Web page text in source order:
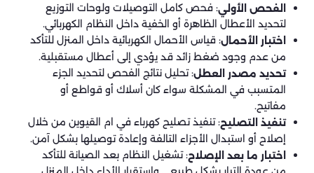
الفحص الأولي: فحص كامل التوصيلات ولوحات التوزيع
لتحديد الأعطال الظاهرة أو الخفية داخل النظام الكهربائي.
اختبار الأحمال: قياس الأحمال الكهربائية داخل المنزل للتأكد
من عدم وجود ضغط زائد قد يؤدي إلى أعطال مستقبلية.
تحديد مصدر العطل: تحليل نتائج الفحص لتحديد الجزء
المتسبب في المشكلة سواء كان أسلاك أو قواطع أو
مفاتيح.
تنفيذ التصليح: تنفيذ تصليح كهرباء في ام القيوين من خلال
إصلاح أو استبدال الأجزاء التالفة وإعادة توصيلها بشكل آمن.
اختبار ما بعد الإصلاح: تشغيل النظام بعد الصيانة للتأكد